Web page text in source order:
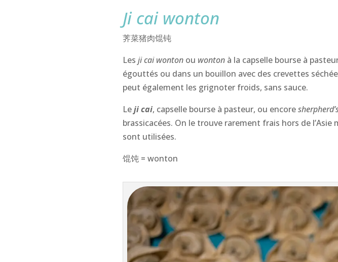
Ji cai wonton
荠菜猪肉馄钝
Les ji cai wontonou wontonà la capselle bourse à
égouttés ou dans un bouillon avec des crevettes
peut également les grignoter froids, sans sauce.
Leji cai, capselle bourse à pasteur, ou encore
brassicacées. On le trouve rarement frais hors de
sont utilisées.
馄饨 = wonton